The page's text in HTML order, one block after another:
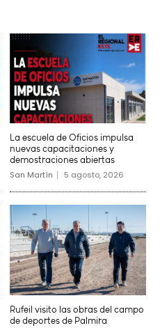
La escuela de Oficios impulsa
nuevas capacitaciones y
demostraciones abiertas
San Martín 5 agosto, 2026
Rufeil visito las obras del campo
de deportes de Palmira